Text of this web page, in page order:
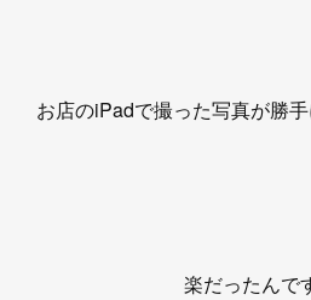
お店のiPadで撮った写真が勝
楽だったんで